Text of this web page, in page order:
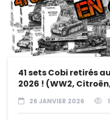
41 sets Cobi retirés
2026 ! (WW2,
26 JANVIER 2026